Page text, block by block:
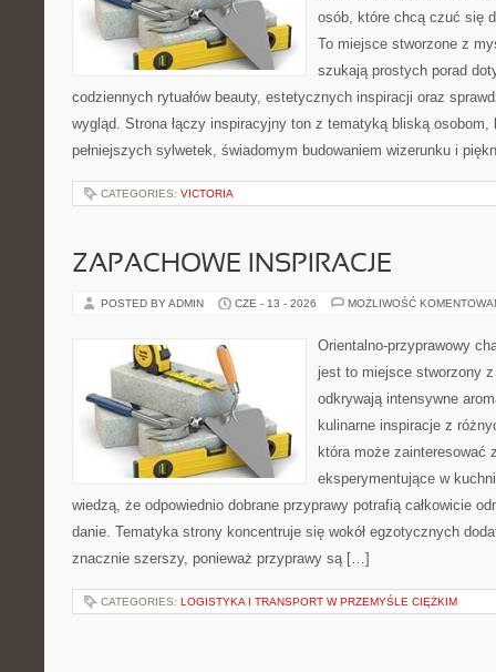
osób, które chcą czuć się
To miejsce stworzone z
szukają prostych porad
codziennych rytuałów beauty, estetycznych inspiracji oraz
wygląd. Strona łączy inspiracyjny ton z tematyką bliską
pełniejszych sylwetek, świadomym budowaniem wizerunku i
CATEGORIES: VICTORIA
ZAPACHOWE INSPIRACJE
POSTED BY ADMIN CZE - 13 - 2026 MOŻLIWOŚĆ
Orientalno-przyprawowy
jest to miejsce stworzony
odkrywają intensywne
kulinarne inspiracje z
która może zainteresować
eksperymentujące w
wiedzą, że odpowiednio dobrane przyprawy potrafią całkowicie
danie. Tematyka strony koncentruje się wokół egzotycznych
znacznie szerszy, ponieważ przyprawy są […]
CATEGORIES: LOGISTYKA I TRANSPORT W PRZEMYŚLE CIĘŻKIM